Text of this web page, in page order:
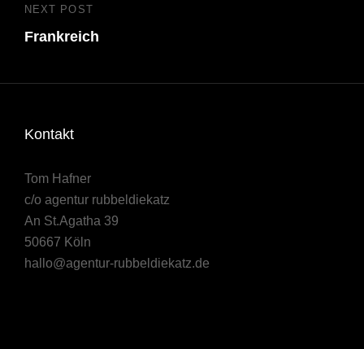
Beitragsnavigation
Next
Post
NEXT POST
Frankreich
Kontakt
Tom Hafner
c/o agentur rubbeldiekatz
An St.Agatha 39
50667 Köln
hallo@agentur-rubbeldiekatz.de